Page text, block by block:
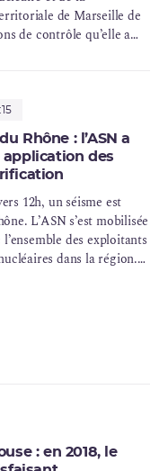
de Marseille de
de contrôle qu’elle a
Rhône : l’ASN a
des
12h, un séisme est
L’ASN s’est mobilisée
des exploitants
dans la région.
: en 2018, le